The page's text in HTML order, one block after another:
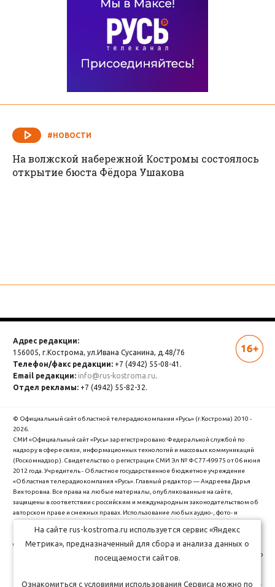
#НОВОСТИ
На волжской набережной Костромы состоялось
открытие бюста Фёдора Ушакова
Адрес редакции:
156005, г.Кострома, ул.Ивана Сусанина, д.48/76
Телефон/факс редакции: +7 (4942) 55-08-41.
Email редакции: info@rus-kostroma.ru.
Отдел рекламы: +7 (4942) 55-82-32.
© Официальный сайт областной телерадиокомпании «Русь» (г.Кострома) 2010 -
2026.
СМИ «Официальный сайт «Русь» зарегистрировано Федеральной службой по
надзору в сфере связи, информационных технологий и массовых коммуникаций
(Роскомнадзор). Cвидетельство о регистрации СМИ Эл № ФС77-49975 от 06 июня
2012 года. Учредитель - Областное государственное бюджетное учреждение
«Областная телерадиокомпания «Русь». Главный редактор — Андреева Дарья
Викторовна. Все права на любые материалы, опубликованные на сайте,
защищены в соответствии с российским и международным законодательством об
авторском праве и смежных правах. Использование любых аудио-, фото- и
правообладателя и со ссылкой на сайт "rus-kostroma.ru" (для интернет-проектов -
с гиперссылкой).
ОГБУ Областная телерадиокомпания "Русь" использует cookie (файлы с данными о
браузера. Обработка Ваших персональных данных производится в соответствии с
На сайте rus-kostroma.ru используется сервис «Яндекс
Метрика», предназначенный для сбора и анализа данных о
посещаемости сайтов.
Ознакомиться с условиями использования Сервиса можно по